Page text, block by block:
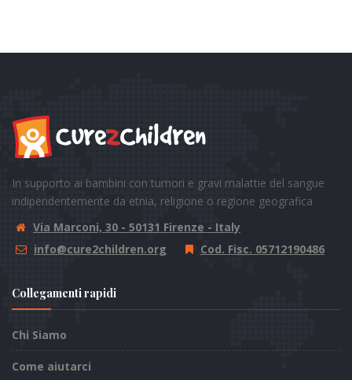
In supporto ai bambini con tumori e gravi malattie del sangue
indipendentemente da etnia, religione o regione geografica
Via Marconi, 30 - 50131 Firenze - Italy
info@cure2children.org
Cod. Fisc. 05712190486
Collegamenti rapidi
Chi Siamo
Come aiutarci